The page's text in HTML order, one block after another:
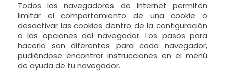
Todos los navegadores de Internet permiten
limitar el comportamiento de una cookie o
desactivar las cookies dentro de la configuración
o las opciones del navegador. Los pasos para
hacerlo son diferentes para cada navegador,
pudiéndose encontrar instrucciones en el menú
de ayuda de tu navegador.